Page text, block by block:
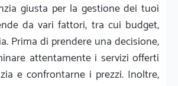
giusta per la gestione dei tuoi
da vari fattori, tra cui budget,
Prima di prendere una decisione,
attentamente i servizi offerti
e confrontarne i prezzi. Inoltre,